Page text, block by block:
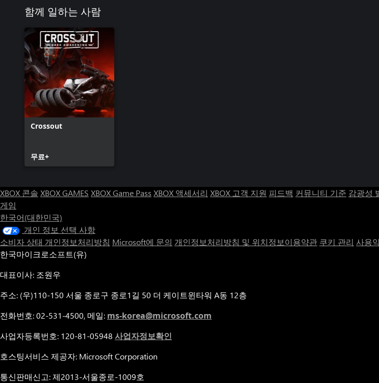
함께 일하는 사람
Crossout
무료+
XBOX 콘솔 XBOX GAMES XBOX Game Pass XBOX 액세서리 XBOX 고객 지원 피드백 커뮤니티 기준 감광성
게임
한국어(대한민국)
개인 정보 선택 사항
소비자 상태 개인정보처리방침 Microsoft에 문의 개인정보처리방침 및 위치정보이용약관 쿠키 관리 사용
한국마이크로소프트(유)
대표이사: 조원우
주소: (우)110-150 서울 종로구 종로1길 50 더 케이트윈타워 A동 12층
전화번호: 02-531-4500, 메일: ms-korea@microsoft.com
사업자등록번호: 120-81-05948 사업자정보확인
호스팅서비스 제공자: Microsoft Corporation
통신판매신고: 제2013-서울종로-1009호